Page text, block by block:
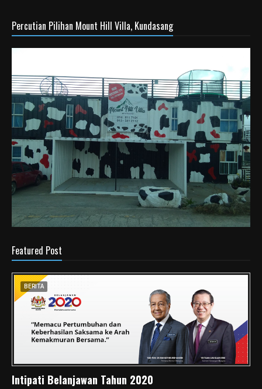
Percutian Pilihan Mount Hill Villa, Kundasang
Featured Post
BERITA
Intipati Belanjawan Tahun 2020